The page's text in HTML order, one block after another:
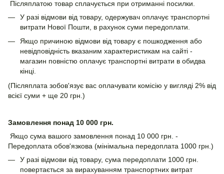
Післяплатою товар сплачується при отриманні посилки.
У разі відмови від товару, одержувач оплачує транспортні
витрати Нової Пошти, в рахунок суми передоплати.
Якщо причиною відмови від товару є пошкодження або
невідповідність вказаним характеристикам на сайті -
магазин повністю оплачує транспортні витрати в обидва
кінці.
(Післяплата зобов'язує вас оплачувати комісію у вигляді 2% від
всієї суми + ще 20 грн.)
Замовлення понад 10 000 грн.
Якщо сума вашого замовлення понад 10 000 грн. -
Передоплата обов'язкова (мінімальна передоплата 1000 грн.)
У разі відмови від товару, сума передоплати 1000 грн.
повертається за вирахуванням транспортних витрат